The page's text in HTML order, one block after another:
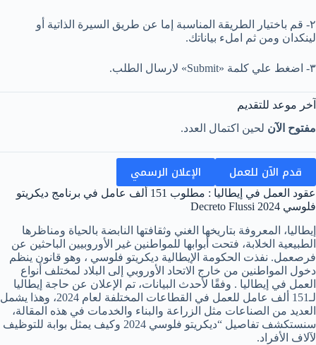
٢- قم باختيار الطريقة المناسبة إما عن طريق السيرة الذاتية أو
لينكدان ومن ثم املء بياناتك.
٣- اضغط علي كلمة «Submit» لارسال الطلب.
آخر موعد للتقديم
مفتوح الآن لحين اكتمال العدد.
قدم الآن للعمل الإعلان الرسمي
عقود العمل في إيطاليا : مطلوب 151 ألف عامل في برنامج ديكريتو
فلوسي Decreto Flussi 2024
إيطاليا، المعروفة بتاريخها الغني وثقافتها النابضة بالحياة ومناظرها
الطبيعية الخلابة، فتحت أبوابها للمواطنين غير الأوروبيين الباحثين عن
فرصعمل. نفذت الحكومة الإيطالية ديكريتو فلوسي ، وهو قانون ينظم
دخول المواطنين من خارج الاتحاد الأوروبي إلى البلاد لمختلف أنواع
العمل في إيطاليا . وفقًا لأحدث البيانات، تم الإعلان عن حاجة إيطاليا
لـ151 ألف عامل للعمل في القطاعات المختلفة لعام 2024، وهذا يشمل
العديد من الصناعات مثل الزراعة والبناء والخدمات في هذه المقالة،
سنستكشف تفاصيل “ديكريتو فلوسي 2024 وكيف يمثل بوابة للتوظيف
لآلاف الأفراد.